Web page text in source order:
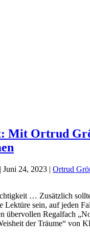
Mit Ortrud
| Juni 24, 2023 | Ortrud
… Zusätzlich
Lektüre sein, auf jeden
übervollen Regalfach
der Träume“ von